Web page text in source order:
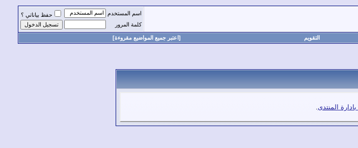
اسم المستخدم
حفظ بياناتي ؟
كلمة المرور
التقويم [اعتبر جميع المواضيع مقروءة]
بادارة المنتدى